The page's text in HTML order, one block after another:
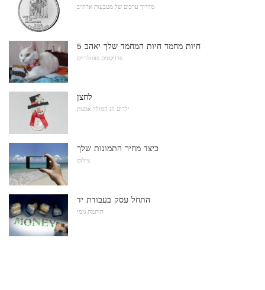
מדריך ערכים של מטבעות ארה"ב
5 חיות מחמד חיות המחמד שלך יאהב
פרויקטים פופולריים
לחצן
ילדים חג המולד אמנות
כיצד מחיר התמונות שלך
צילום
התחל עסק בעבודת יד
חותמת גומי